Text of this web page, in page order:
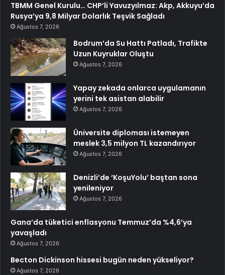
TBMM Genel Kurulu… CHP’li Yavuzyılmaz: Akp, Akkuyu’da
Rusya’ya 9,8 Milyar Dolarlık Teşvik Sağladı
Ağustos 7, 2026
Bodrum’da Su Hattı Patladı, Trafikte
Uzun Kuyruklar Oluştu
Ağustos 7, 2026
Yapay zekada onlarca uygulamanın
yerini tek asistan alabilir
Ağustos 7, 2026
Üniversite diploması istemeyen
meslek 3,5 milyon TL kazandırıyor
Ağustos 7, 2026
Denizli’de ‘KoşuYolu’ baştan sona
yenileniyor
Ağustos 7, 2026
Gana’da tüketici enflasyonu Temmuz’da %4,6’ya
yavaşladı
Ağustos 7, 2026
Becton Dickinson hissesi bugün neden yükseliyor?
Ağustos 7, 2026